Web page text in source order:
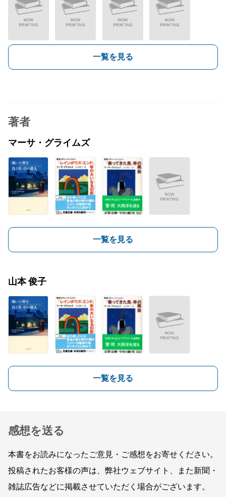
一覧を見る
著者
マーサ・グライムズ
一覧を見る
山本 俊子
一覧を見る
感想を送る
本書をお読みになったご意見・ご感想をお寄せください。
投稿されたお客様の声は、弊社ウェブサイト、また新聞・
雑誌広告などに掲載させていただく場合がございます。